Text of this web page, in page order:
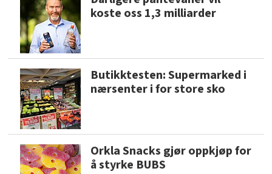
koste oss 1,3 milliarder
Butikktesten: Supermarked i
nærsenter i for store sko
Orkla Snacks gjør oppkjøp for
å styrke BUBS